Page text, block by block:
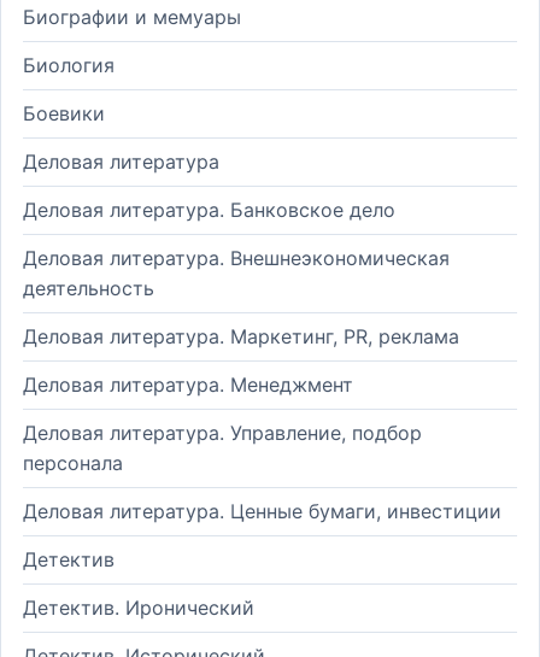
Биографии и мемуары
Биология
Боевики
Деловая литература
Деловая литература. Банковское дело
Деловая литература. Внешнеэкономическая
деятельность
Деловая литература. Маркетинг, PR, реклама
Деловая литература. Менеджмент
Деловая литература. Управление, подбор
персонала
Деловая литература. Ценные бумаги, инвестиции
Детектив
Детектив. Иронический